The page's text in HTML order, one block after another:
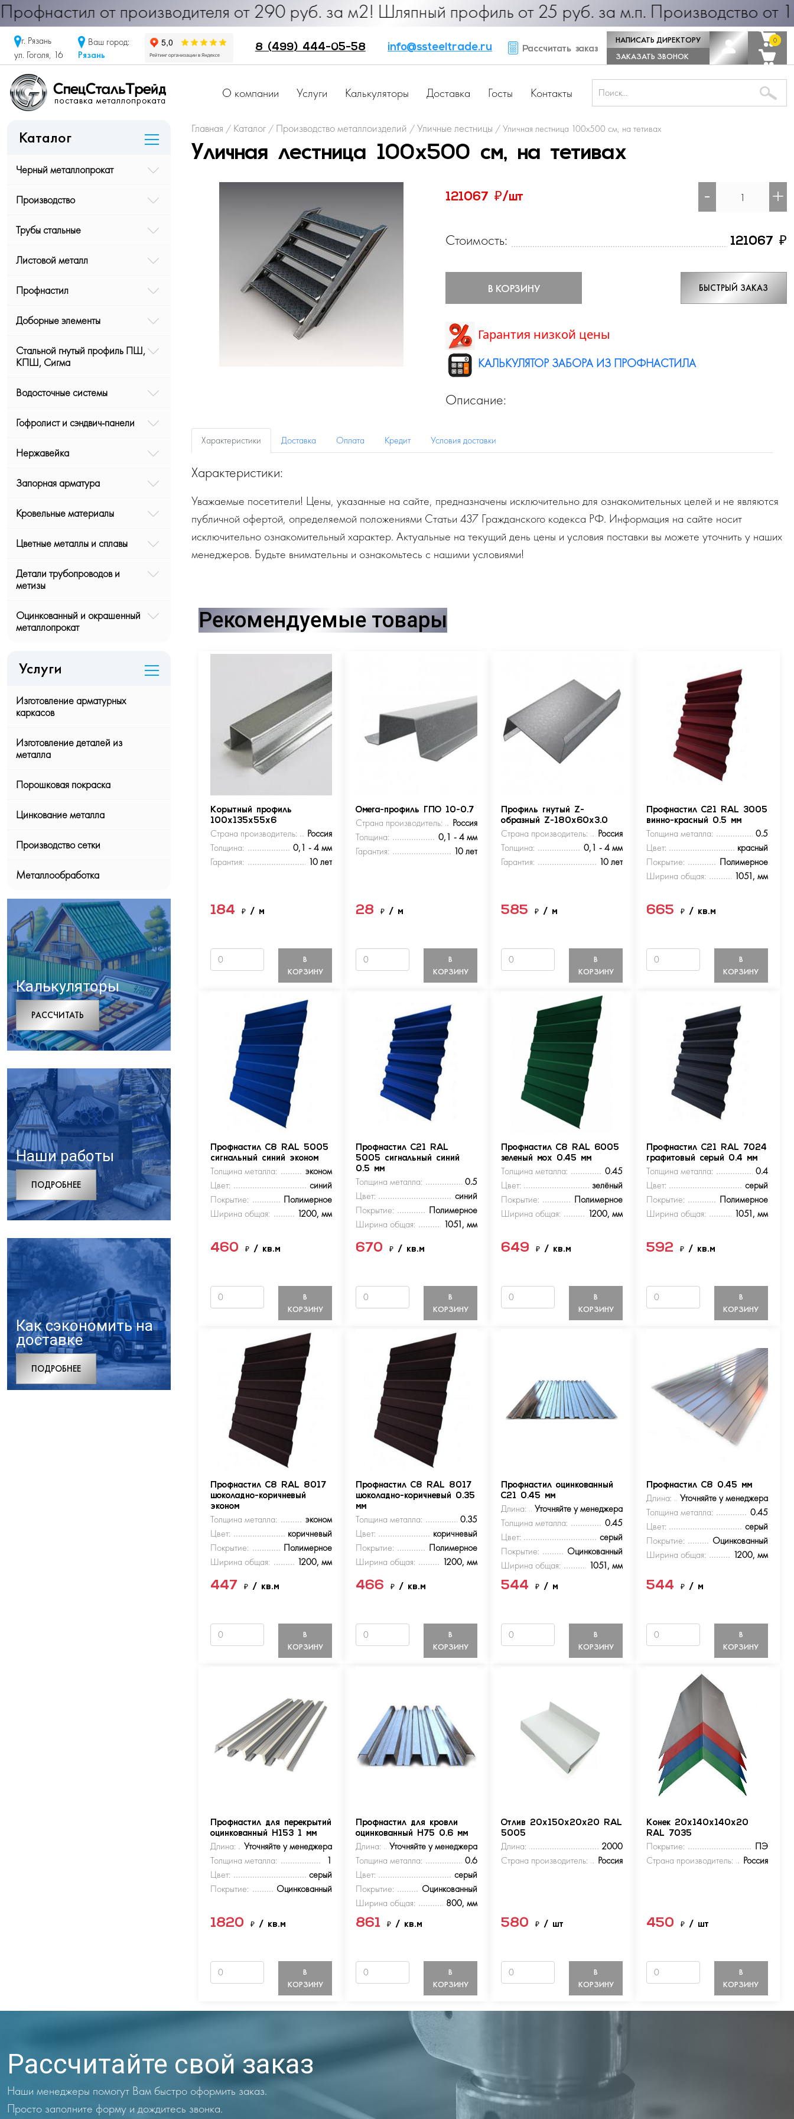
от производителя от 290 руб. за м2! Шляпный профиль от 25 руб. за м.п. Производство от 1
г. Рязань
ул. Гоголя, 16
Ваш город:
Рязань
8 (499) 444-05-58 info@ssteeltrade.ru Рассчитать заказ
НАПИСАТЬ ДИРЕКТОРУ
ЗАКАЗАТЬ ЗВОНОК
0
0
О компании Услуги Калькуляторы Доставка Госты Контакты
Каталог
Черный металлопрокат
Производство
Трубы стальные
Листовой металл
Профнастил
Доборные элементы
Стальной гнутый профиль ПШ,
КПШ, Сигма
Водосточные системы
Гофролист и сэндвич-панели
Нержавейка
Запорная арматура
Кровельные материалы
Цветные металлы и сплавы
Детали трубопроводов и
метизы
Оцинкованный и окрашенный
металлопрокат
Услуги
Изготовление арматурных
каркасов
Изготовление деталей из
металла
Порошковая покраска
Цинкование металла
Производство сетки
Металлообработка
Калькуляторы
РАCСЧИТАТЬ
Наши работы
ПОДРОБНЕЕ
Как сэкономить на
доставке
ПОДРОБНЕЕ
Главная / Каталог / Производство металлоизделий /Уличные лестницы /Уличная лестница 100х500 см, на тетивах
Уличная лестница 100х500 см, на тетивах
121067 ₽/шт - +
Стоимость: 121067 ₽
В КОРЗИНУ БЫСТРЫЙ ЗАКАЗ
Гарантия низкой цены
КАЛЬКУЛЯТОР ЗАБОРА ИЗ ПРОФНАСТИЛА
Описание:
Характеристики Доставка Оплата Кредит Условия доставки
Характеристики:
Уважаемые посетители! Цены, указанные на сайте, предназначены исключительно для ознакомительных целей и не являются
публичной офертой, определяемой положениями Статьи 437 Гражданского кодекса РФ. Информация на сайте носит
исключительно ознакомительный характер. Актуальные на текущий день цены и условия поставки вы можете уточнить у наших
менеджеров. Будьте внимательны и ознакомьтесь с нашими условиями!
Рекомендуемые товары
Корытный профиль
100х135х55х6
Страна производитель:
Россия
Толщина:
0,1 - 4 мм
Гарантия:
10 лет
184₽/ м
В
КОРЗИНУ
Омега-профиль ГПО 10-0.7
Страна производитель:
Россия
Толщина:
0,1 - 4 мм
Гарантия:
10 лет
28₽/ м
В
КОРЗИНУ
Профиль гнутый Z-
образный Z-180х60х3.0
Страна производитель:
Россия
Толщина:
0,1 - 4 мм
Гарантия:
10 лет
585₽/ м
В
КОРЗИНУ
Профнастил С21 RAL 3005
винно-красный 0.5 мм
Толщина металла:
0.5
Цвет:
красный
Покрытие:
Полимерное
Ширина общая:
1051, мм
665 ₽ / кв.м
В
КОРЗИНУ
Профнастил С8 RAL 5005
сигнальный синий эконом
Толщина металла:
эконом
Цвет:
синий
Покрытие:
Полимерное
Ширина общая:
1200, мм
460₽/ кв.м
В
КОРЗИНУ
Профнастил С21 RAL
5005 сигнальный синий
0.5 мм
Толщина металла:
0.5
Цвет:
синий
Покрытие:
Полимерное
Ширина общая:
1051, мм
670₽/ кв.м
В
КОРЗИНУ
Профнастил С8 RAL 6005
зеленый мох 0.45 мм
Толщина металла:
0.45
Цвет:
зелёный
Покрытие:
Полимерное
Ширина общая:
1200, мм
649₽/ кв.м
В
КОРЗИНУ
Профнастил С21 RAL 7024
графитовый серый 0.4 мм
Толщина металла:
0.4
Цвет:
серый
Покрытие:
Полимерное
Ширина общая:
1051, мм
592 ₽ / кв.м
В
КОРЗИНУ
Профнастил С8 RAL 8017
шоколадно-коричневый
эконом
Толщина металла:
эконом
Цвет:
коричневый
Покрытие:
Полимерное
Ширина общая:
1200, мм
447₽/ кв.м
В
КОРЗИНУ
Профнастил С8 RAL 8017
шоколадно-коричневый 0.35
мм
Толщина металла:
0.35
Цвет:
коричневый
Покрытие:
Полимерное
Ширина общая:
1200, мм
466₽/ кв.м
В
КОРЗИНУ
Профнастил оцинкованный
С21 0.45 мм
Длина:
Уточняйте у менеджера
Толщина металла:
0.45
Цвет:
серый
Покрытие:
Оцинкованный
Ширина общая:
1051, мм
544₽/ м
В
КОРЗИНУ
Профнастил С8 0.45 мм
Длина:
Уточняйте у менеджера
Толщина металла:
0.45
Цвет:
серый
Покрытие:
Оцинкованный
Ширина общая:
1200, мм
544 ₽ / м
В
КОРЗИНУ
Профнастил для перекрытий
оцинкованный Н153 1 мм
Длина:
Уточняйте у менеджера
Толщина металла:
1
Цвет:
серый
Покрытие:
Оцинкованный
1820₽/ кв.м
В
КОРЗИНУ
Профнастил для кровли
оцинкованный Н75 0.6 мм
Длина:
Уточняйте у менеджера
Толщина металла:
0.6
Цвет:
серый
Покрытие:
Оцинкованный
Ширина общая:
800, мм
861₽/ кв.м
В
КОРЗИНУ
Отлив 20х150х20х20 RAL
5005
Длина:
2000
Страна производитель:
Россия
580₽/ шт
В
КОРЗИНУ
Конек 20х140х140х20
RAL 7035
Покрытие:
ПЭ
Страна производитель:
Россия
450 ₽ / шт
В
КОРЗИНУ
Рассчитайте свой заказ
Наши менеджеры помогут Вам быстро оформить заказ.
Просто заполните форму и дождитесь звонка.